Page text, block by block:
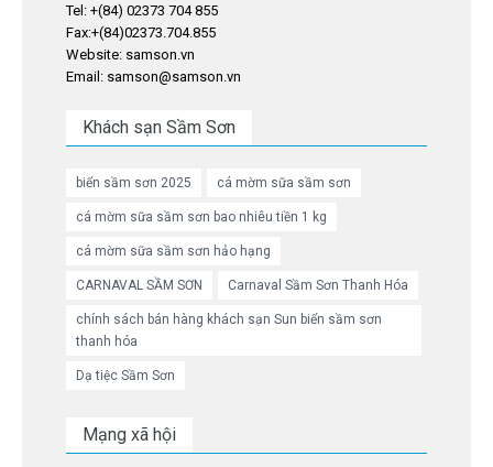
Tel: +(84) 02373 704 855
Fax:+(84)02373.704.855
Website: samson.vn
Email: samson@samson.vn
Khách sạn Sầm Sơn
biển sầm sơn 2025 cá mờm sữa sầm sơn
cá mờm sữa sầm sơn bao nhiêu tiền 1 kg
cá mờm sữa sầm sơn hảo hạng
CARNAVAL SẦM SƠN Carnaval Sầm Sơn Thanh Hóa
chính sách bán hàng khách sạn Sun biển sầm sơn
thanh hóa
Dạ tiệc Sầm Sơn
Mạng xã hội